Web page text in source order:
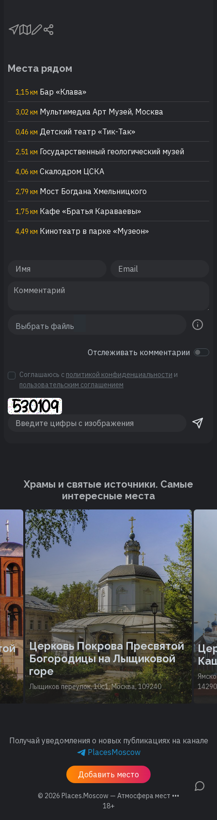
Места рядом
1,15 км Бар «Клава»
3,02 км Мультимедиа Арт Музей, Москва
0,46 км Детский театр «Тик-Так»
2,51 км Государственный геологический музей
4,06 км Скалодром ЦСКА
2,79 км Мост Богдана Хмельницкого
1,75 км Кафе «Братья Караваевы»
4,49 км Кинотеатр в парке «Музеон»
Отслеживать комментарии
Соглашаюсь с политикой конфиденциальности и
пользовательским соглашением
Храмы и святые источники. Cамые
интересные места
Церковь Покрова Пресвятой
Богородицы на Лыщиковой
горе
Лыщиков переулок, 10с1, Москва, 109240
Получай уведомления о новых публикациях на канале
PlacesMoscow
Добавить место
© 2026 Places.Moscow — Атмосфера мест •••
18+